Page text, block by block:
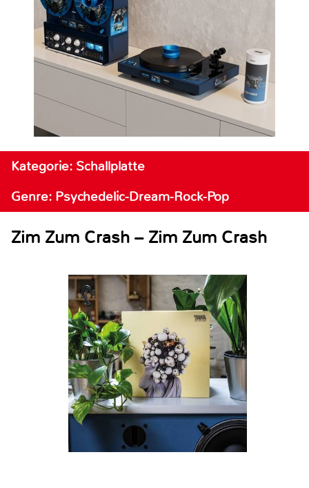
Kategorie: Schallplatte
Genre: Psychedelic-Dream-Rock-Pop
Zim Zum Crash – Zim Zum Crash